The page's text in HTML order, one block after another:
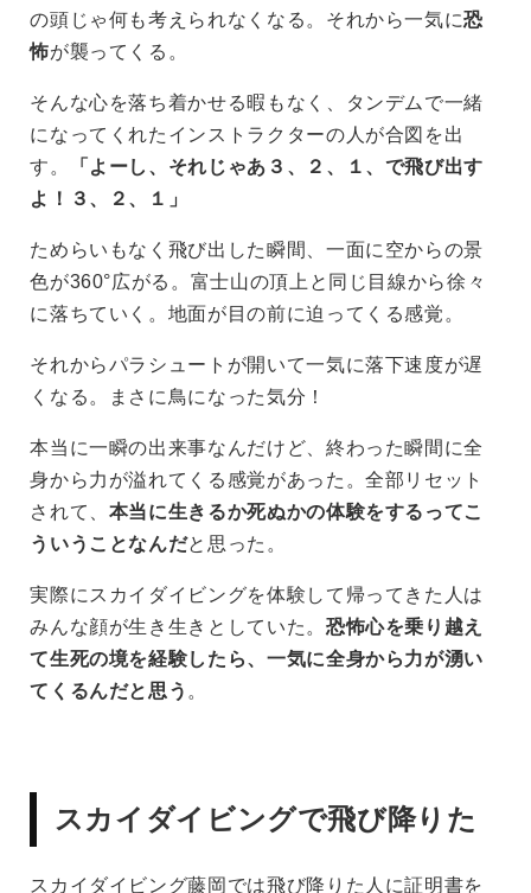
の頭じゃ何も考えられなくなる。それから一気に恐
怖が襲ってくる。
そんな心を落ち着かせる暇もなく、タンデムで一緒
になってくれたインストラクターの人が合図を出
す。
「よーし、それじゃあ３、２、１、で飛び出す
よ！３、２、１」
ためらいもなく飛び出した瞬間、一面に空からの景
色が360°広がる。富士山の頂上と同じ目線から徐々
に落ちていく。地面が目の前に迫ってくる感覚。
それからパラシュートが開いて一気に落下速度が遅
くなる。まさに鳥になった気分！
本当に一瞬の出来事なんだけど、終わった瞬間に全
身から力が溢れてくる感覚があった。全部リセット
されて、 本当に生きるか死ぬかの体験をするってこ
ういうことなんだと思った。
実際にスカイダイビングを体験して帰ってきた人は
みんな顔が生き生きとしていた。 恐怖心を乗り越え
て生死の境を経験したら、一気に全身から力が湧い
てくるんだと思う 。
スカイダイビングで飛び降りた
スカイダイビング藤岡では飛び降りた人に証明書を